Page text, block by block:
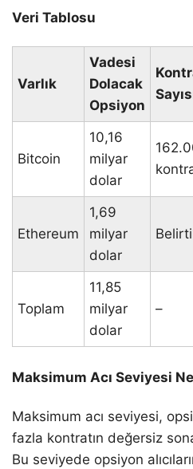
Veri Tablosu
Varlık
Vadesi
Dolacak
Opsiyon
Bitcoin
10,16
milyar
dolar
Ethereum
1,69
milyar
dolar
Toplam
11,85
milyar
dolar
–
Maksimum Acı Seviyesi
Maksimum acı seviyesi,
fazla kontratın değersiz
Bu seviyede opsiyon